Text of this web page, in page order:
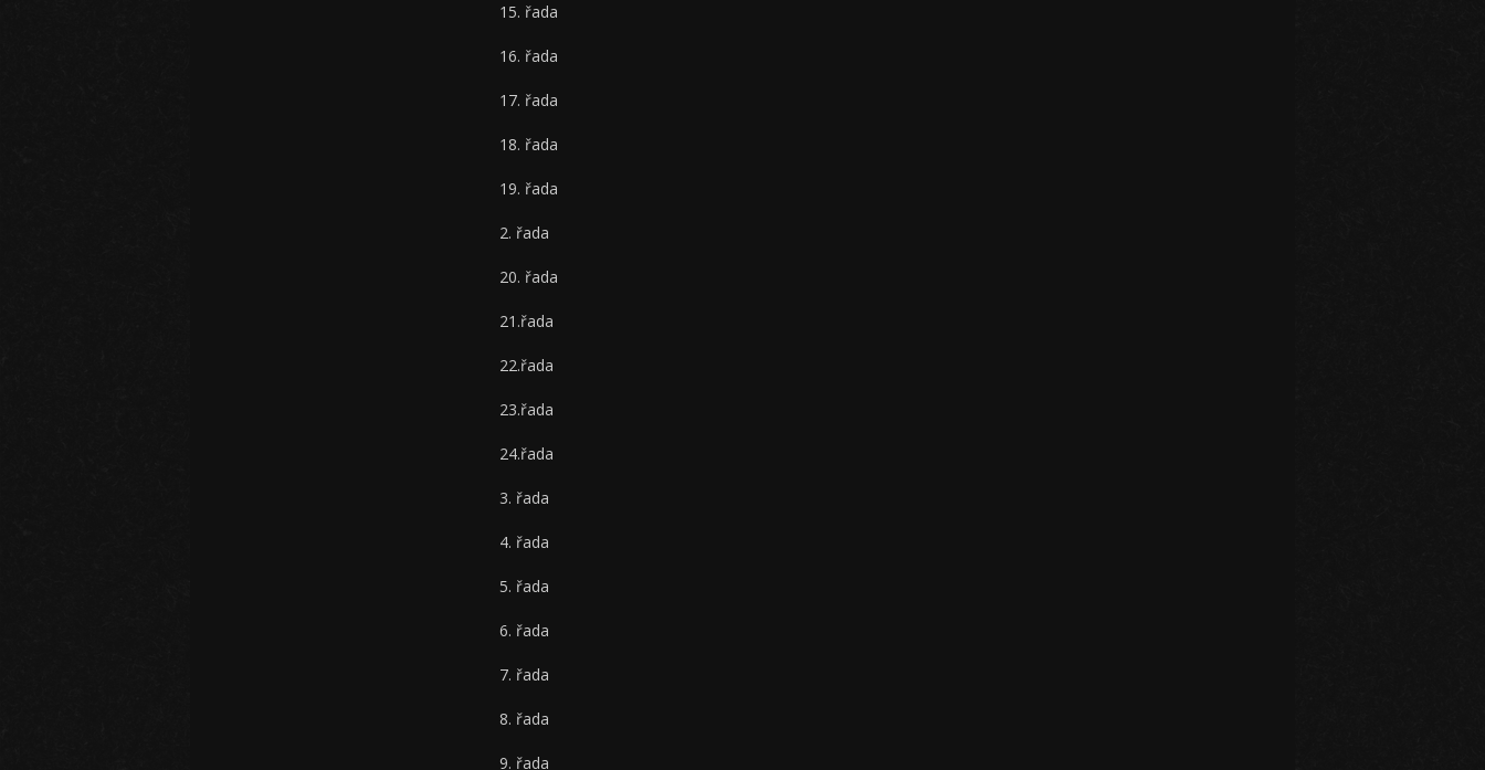
15. řada
16. řada
17. řada
18. řada
19. řada
2. řada
20. řada
21.řada
22.řada
23.řada
24.řada
3. řada
4. řada
5. řada
6. řada
7. řada
8. řada
9. řada